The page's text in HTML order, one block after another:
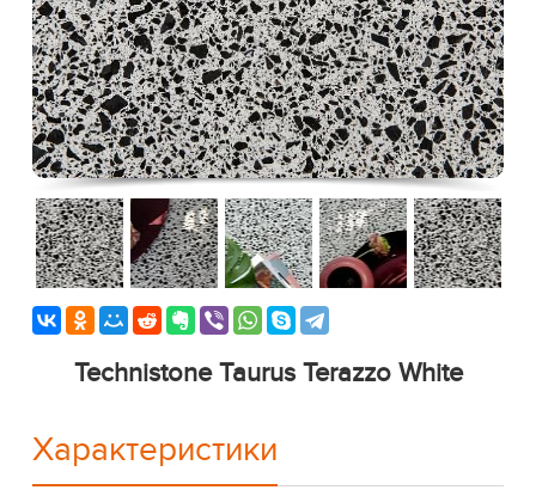
Technistone Taurus Terazzo White
Характеристики